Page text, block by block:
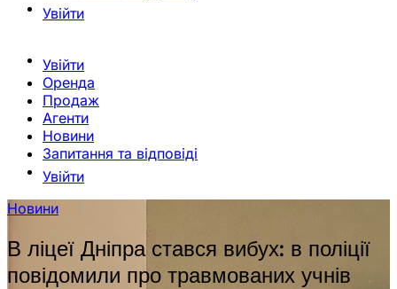
Увійти
Увійти
Оренда
Продаж
Агенти
Новини
Запитання та відповіді
Увійти
Новини
В ліцеї Дніпра стався вибух: в поліції
повідомили про травмованих учнів